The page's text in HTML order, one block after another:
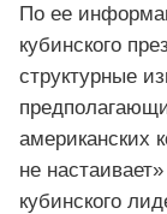
По ее
кубинского
структурные
американских
не
кубинского